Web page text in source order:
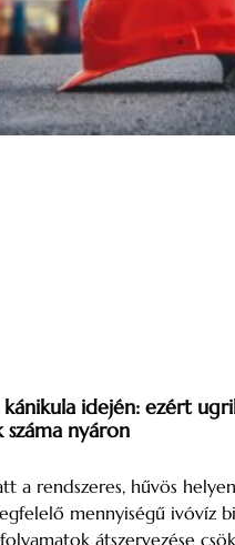
idején: ezért
száma nyáron
a rendszeres, hűvös
mennyiségű ivóvíz
átszervezése